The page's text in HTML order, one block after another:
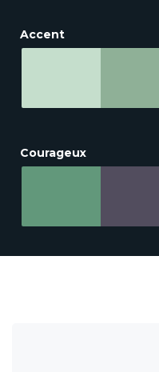
Accent
Courageux